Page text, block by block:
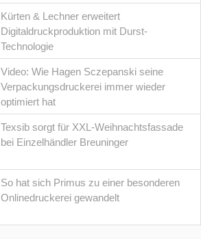
Kürten & Lechner erweitert
Digitaldruckproduktion mit Durst-
Technologie
Video: Wie Hagen Sczepanski seine
Verpackungsdruckerei immer wieder
optimiert hat
Texsib sorgt für XXL-Weihnachtsfassade
bei Einzelhändler Breuninger
So hat sich Primus zu einer besonderen
Onlinedruckerei gewandelt